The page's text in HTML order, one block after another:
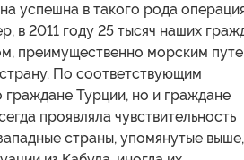
успешна в такого рода
в 2011 году 25 тысяч наших
преимущественно морским
По соответствующим
граждане Турции, но и граждане
проявляла чувствительность
страны, упомянутые выше,